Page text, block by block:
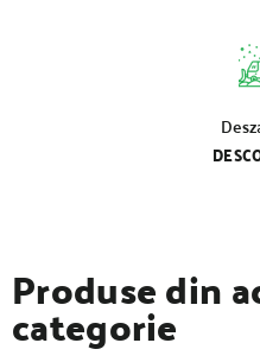
Produse din
categorie